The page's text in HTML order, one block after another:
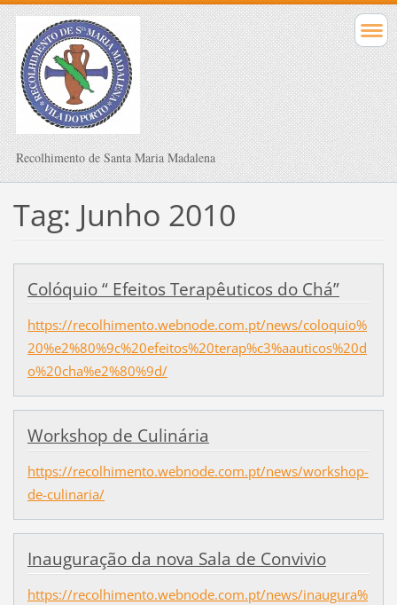
Recolhimento de Santa Maria Madalena
Tag: Junho 2010
Colóquio “ Efeitos Terapêuticos do Chá”
https://recolhimento.webnode.com.pt/news/coloquio%
20%e2%80%9c%20efeitos%20terap%c3%aauticos%20d
o%20cha%e2%80%9d/
Workshop de Culinária
https://recolhimento.webnode.com.pt/news/workshop-
de-culinaria/
Inauguração da nova Sala de Convivio
https://recolhimento.webnode.com.pt/news/inaugura%